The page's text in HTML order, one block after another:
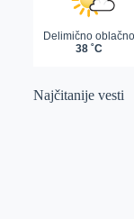
Najčitanije vesti